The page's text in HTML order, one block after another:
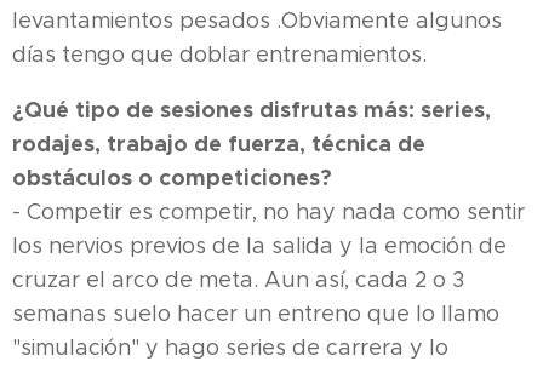
levantamientos pesados .Obviamente algunos
días tengo que doblar entrenamientos.
¿Qué tipo de sesiones disfrutas más: series,
rodajes, trabajo de fuerza, técnica de
obstáculos o competiciones?
- Competir es competir, no hay nada como sentir
los nervios previos de la salida y la emoción de
cruzar el arco de meta. Aun así, cada 2 o 3
semanas suelo hacer un entreno que lo llamo
"simulación" y hago series de carrera y lo